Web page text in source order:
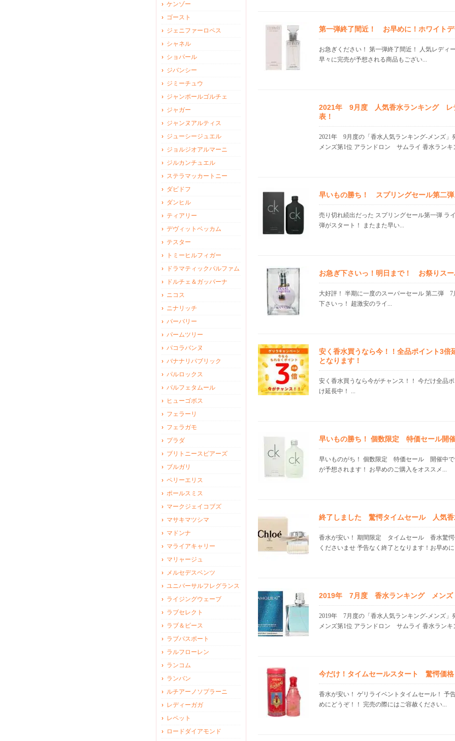
第一弾終了間近！ お早めに！ホワイトデ
お急ぎください！ 第一弾終了間近！ 人気レディ
早々に完売が予想される商品もござい...
2021年 9月度 人気香水ランキング
表！
2021年 9月度の「香水人気ランキング-メンズ」
メンズ第1位 アランドロン サムライ 香水ランキ
早いもの勝ち！ スプリングセール第二弾
売り切れ続出だった スプリングセール第一弾 ラ
弾がスタート！ またまた早い...
お急ぎ下さいっ！明日まで！ お祭りス
大好評！ 半期に一度のスーパーセール 第二弾 7
下さいっ！ 超激安のライ...
安く香水買うなら今！！全品ポイント3
となります！
安く香水買うなら今がチャンス！！ 今だけ全品
け延長中！ ...
早いもの勝ち！ 個数限定 特価セール開催
早いものがち！ 個数限定 特価セール 開催中で
が予想されます！ お早めのご購入をオススメ...
終了しました 驚愕タイムセール 人気香
香水が安い！ 期間限定 タイムセール 香水驚愕
くださいませ 予告なく終了となります！お早め
2019年 7月度 香水ランキング メンズ
2019年 7月度の「香水人気ランキング-メンズ」
メンズ第1位 アランドロン サムライ 香水ランキ
今だけ！タイムセールスタート 驚愕価格
香水が安い！ ゲリライベントタイムセール！ 予
めにどうぞ！！ 完売の際にはご容赦ください...
ケンゾー
ゴースト
ジェニファーロペス
シャネル
ショパール
ジバンシー
ジミーチュウ
ジャンポールゴルチェ
ジャガー
ジャンヌアルティス
ジューシージュエル
ジョルジオアルマーニ
ジルカンチュエル
ステラマッカートニー
ダビドフ
ダンヒル
ティアリー
デヴィットベッカム
テスター
トミーヒルフィガー
ドラマティックパルファム
ドルチェ＆ガッバーナ
ニコス
ニナリッチ
バーバリー
パームツリー
パコラバンヌ
バナナリパブリック
パルロックス
パルフェタムール
ヒューゴボス
フェラーリ
フェラガモ
プラダ
ブリトニースピアーズ
ブルガリ
ペリーエリス
ポールスミス
マークジェイコブズ
マサキマツシマ
マドンナ
マライアキャリー
マリャージュ
メルセデスベンツ
ユニバーサルフレグランス
ライジングウェーブ
ラブセレクト
ラブ＆ピース
ラブパスポート
ラルフローレン
ランコム
ランバン
ルチアーノソプラーニ
レディーガガ
レペット
ロードダイアモンド